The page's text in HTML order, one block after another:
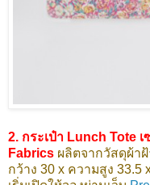
2. กระเป๋า Lunch Tote
Fabrics ผลิตจากวัสดุผ้า
กว้าง 30 x ความสูง 33.5